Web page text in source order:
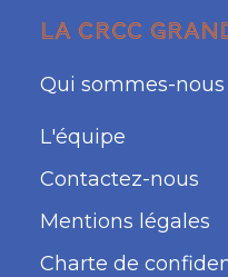
LA CRCC
Qui sommes-nous
L'équipe
Contactez-nous
Mentions légales
Charte de